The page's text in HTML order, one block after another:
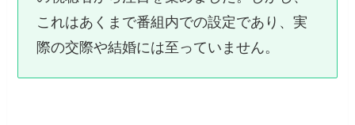
これはあくまで番組内での設定であり、実
際の交際や結婚には至っていません。